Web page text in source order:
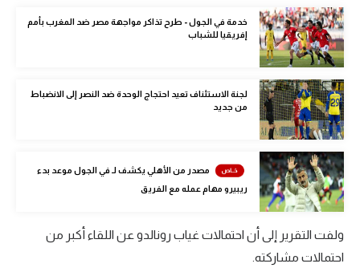
كرة السلة الأمريكية
كرة سلة
كرة يد
كرة طائرة
الوطن العربي
في المونديال
رياضة نسائية
آسيا
أمريكا
خدمة في الجول - طرح تذاكر مواجهة مصر ضد المغرب بأمم
إفريقيا للشباب
لجنة الاستئناف تعيد احتجاج الوحدة ضد النصر إلى الانضباط
من جديد
مصدر من الأهلي يكشف لـ في الجول موعد بدء
ريبيرو مهام عمله مع الفريق
ولفت التقرير إلى أن احتمالات غياب رونالدو عن اللقاء أكبر من
احتمالات مشاركته.